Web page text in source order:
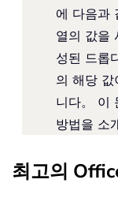
에 다음과
열의 값을
성된 드롭
의 해당
니다。 이
방법을 소
최고의